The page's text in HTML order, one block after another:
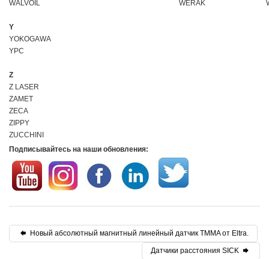
WALVOIL
WERAK
Y
YOKOGAWA
YPC
Z
Z LASER
ZAMET
ZECA
ZIPPY
ZUCCHINI
Подписывайтесь на наши обновления:
Новый абсолютный магнитный линейный датчик TMMA от Eltra.
Датчики расстояния SICK